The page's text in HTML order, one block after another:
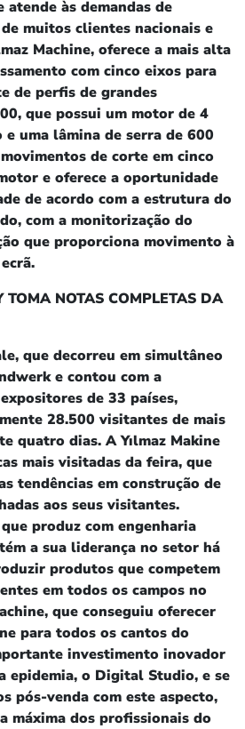
atende às demandas de
muitos clientes nacionais e
Machine, oferece a mais alta
com cinco eixos para
de perfis de grandes
que possui um motor de 4
e uma lâmina de serra de 600
de corte em cinco
e oferece a oportunidade
de acordo com a estrutura do
com a monitorização do
que proporciona movimento à
TOMA NOTAS COMPLETAS DA
que decorreu em simultâneo
e contou com a
de 33 países,
28.500 visitantes de mais
quatro dias. A Yılmaz Makine
mais visitadas da feira, que
tendências em construção de
aos seus visitantes.
produz com engenharia
a sua liderança no setor há
produtos que competem
em todos os campos no
que conseguiu oferecer
para todos os cantos do
investimento inovador
epidemia, o Digital Studio, e se
pós-venda com este aspecto,
máxima dos profissionais do